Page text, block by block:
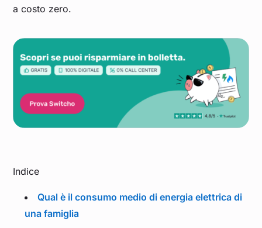
a costo zero.
Indice
Qual è il consumo medio di energia elettrica di
una famiglia